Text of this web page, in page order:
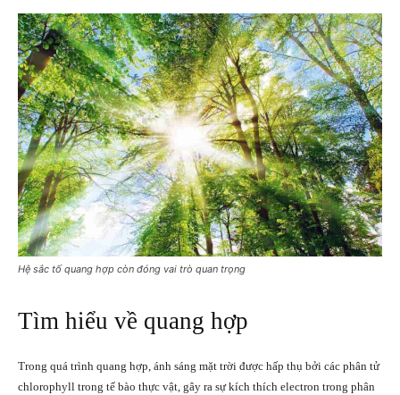
Hệ sắc tố quang hợp còn đóng vai trò quan trọng
Tìm hiểu về quang hợp
Trong quá trình quang hợp, ánh sáng mặt trời được hấp thụ bởi các phân tử
chlorophyll trong tế bào thực vật, gây ra sự kích thích electron trong phân